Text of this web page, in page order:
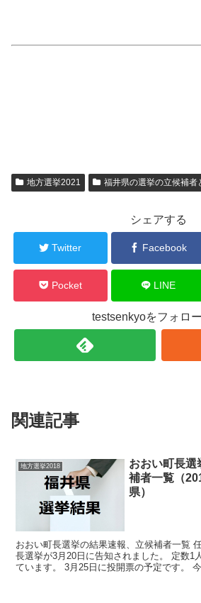
地方選挙2021 福井県の選挙の立候補者
シェアする
Twitter Facebook
Pocket LINE
testsenkyoをフォロ
関連記事
地方選挙2018
おおい町長選
補者一覧（
県）
おおい町長選挙の結果速報、立候補者一覧
長選挙が3月20日に告知されました。 定数1
ています。 3月25日に投開票の予定です。